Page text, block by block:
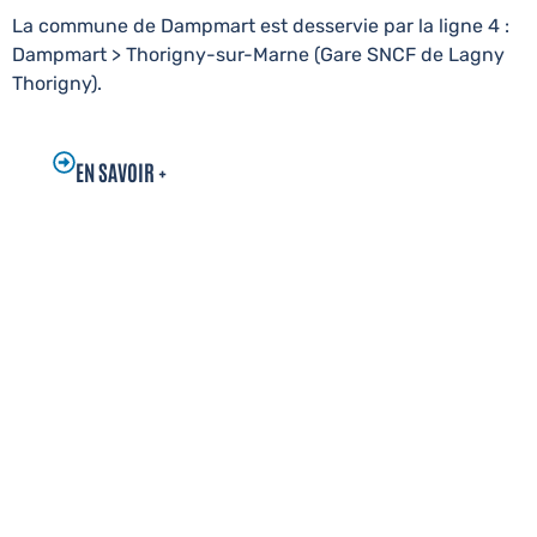
La commune de Dampmart est desservie par la ligne 4 :
Dampmart > Thorigny-sur-Marne (Gare SNCF de Lagny
Thorigny).
EN SAVOIR +